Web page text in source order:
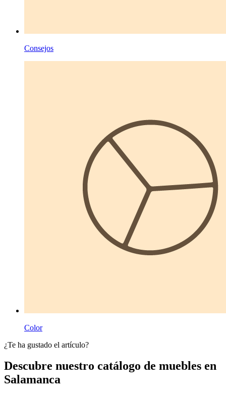
Consejos
Color
¿Te ha gustado el artículo?
Descubre nuestro catálogo de muebles en
Salamanca